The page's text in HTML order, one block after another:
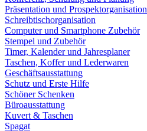
Präsentation und Prospektorganisation
Schreibtischorganisation
Computer und Smartphone Zubehör
Stempel und Zubehör
Timer, Kalender und Jahresplaner
Taschen, Koffer und Lederwaren
Geschäftsausstattung
Schutz und Erste Hilfe
Schöner Schenken
Büroausstattung
Kuvert & Taschen
Spagat